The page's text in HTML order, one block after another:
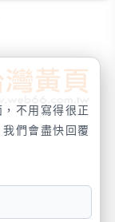
不用寫得很正
們會盡快回覆